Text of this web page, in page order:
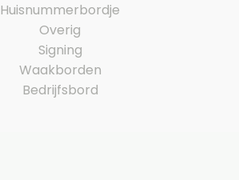
Huisnummerbordje
Overig
Signing
Waakborden
Bedrijfsbord